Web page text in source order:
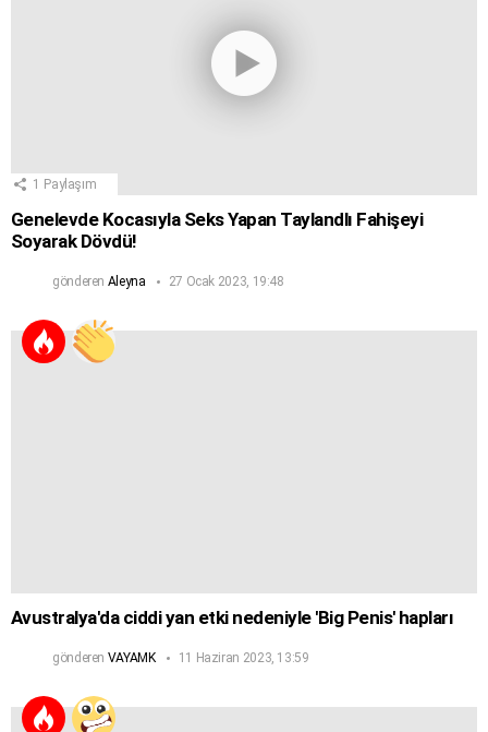
1 Paylaşım
Genelevde Kocasıyla Seks Yapan Taylandlı Fahişeyi
Soyarak Dövdü!
gönderen Aleyna 27 Ocak 2023, 19:48
Avustralya'da ciddi yan etki nedeniyle 'Big Penis' hapları
gönderen VAYAMK 11 Haziran 2023, 13:59